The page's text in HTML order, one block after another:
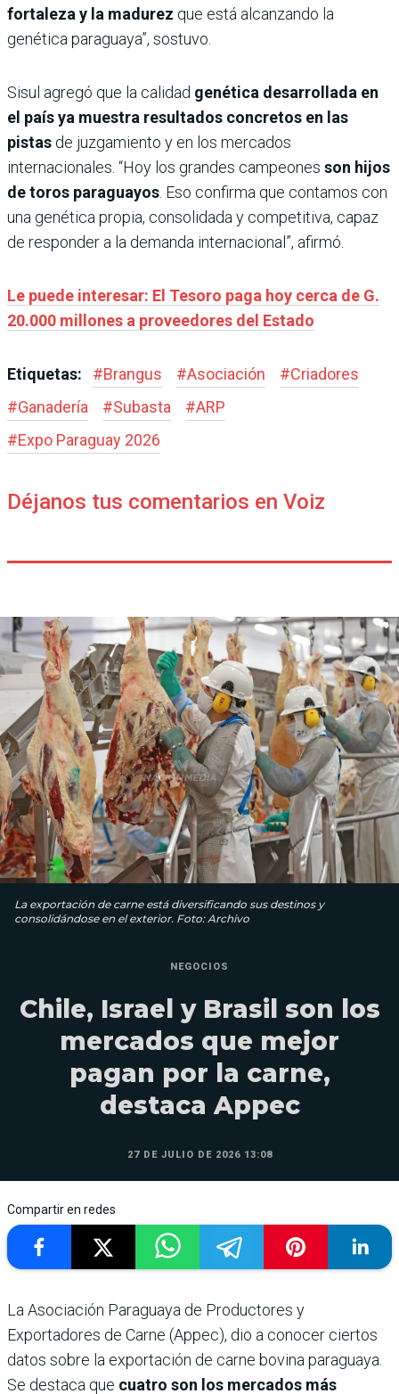
fortaleza y la madurez que está alcanzando la
genética paraguaya”, sostuvo.
Sisul agregó que la calidad genética desarrollada en
el país ya muestra resultados concretos en las
pistas de juzgamiento y en los mercados
internacionales. “Hoy los grandes campeones son hijos
de toros paraguayos. Eso confirma que contamos con
una genética propia, consolidada y competitiva, capaz
de responder a la demanda internacional”, afirmó.
Le puede interesar: El Tesoro paga hoy cerca de G.
20.000 millones a proveedores del Estado
Etiquetas: #Brangus #Asociación #Criadores
#Ganadería #Subasta #ARP
#Expo Paraguay 2026
Déjanos tus comentarios en Voiz
La exportación de carne está diversificando sus destinos y
consolidándose en el exterior. Foto: Archivo
NEGOCIOS
Chile, Israel y Brasil son los
mercados que mejor
pagan por la carne,
destaca Appec
27 DE JULIO DE 2026 13:08
Compartir en redes
La Asociación Paraguaya de Productores y
Exportadores de Carne (Appec), dio a conocer ciertos
datos sobre la exportación de carne bovina paraguaya.
Se destaca que cuatro son los mercados más